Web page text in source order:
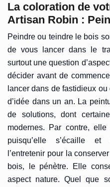
La coloration de
Artisan Robin :
Peindre ou teindre le bois
de vous lancer dans le
surtout une question
décider avant de
lancer dans de fastidieux
d’idée dans un an. La
de solutions, dont
modernes. Par contre,
puisqu’elle s’écaille et
l’entretenir pour la
bois, le pénètre. Elle
aspect nature. Quel que